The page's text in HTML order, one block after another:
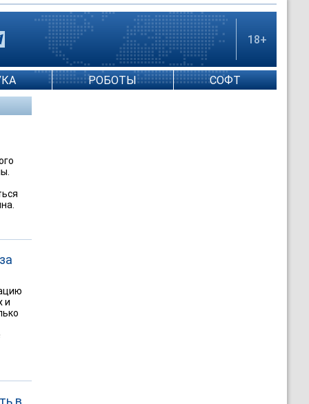
18+
РОБОТЫ СОФТ
и
в